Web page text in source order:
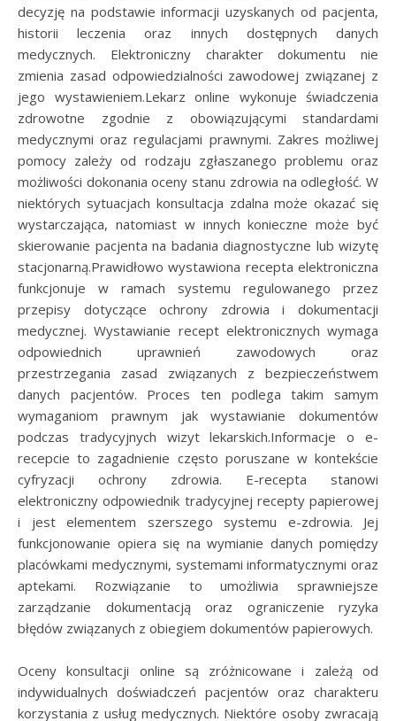
decyzję na podstawie informacji uzyskanych od pacjenta,
historii leczenia oraz innych dostępnych danych
medycznych. Elektroniczny charakter dokumentu nie
zmienia zasad odpowiedzialności zawodowej związanej z
jego wystawieniem.Lekarz online wykonuje świadczenia
zdrowotne zgodnie z obowiązującymi standardami
medycznymi oraz regulacjami prawnymi. Zakres możliwej
pomocy zależy od rodzaju zgłaszanego problemu oraz
możliwości dokonania oceny stanu zdrowia na odległość. W
niektórych sytuacjach konsultacja zdalna może okazać się
wystarczająca, natomiast w innych konieczne może być
skierowanie pacjenta na badania diagnostyczne lub wizytę
stacjonarną.Prawidłowo wystawiona recepta elektroniczna
funkcjonuje w ramach systemu regulowanego przez
przepisy dotyczące ochrony zdrowia i dokumentacji
medycznej. Wystawianie recept elektronicznych wymaga
odpowiednich uprawnień zawodowych oraz
przestrzegania zasad związanych z bezpieczeństwem
danych pacjentów. Proces ten podlega takim samym
wymaganiom prawnym jak wystawianie dokumentów
podczas tradycyjnych wizyt lekarskich.Informacje o e-
recepcie to zagadnienie często poruszane w kontekście
cyfryzacji ochrony zdrowia. E-recepta stanowi
elektroniczny odpowiednik tradycyjnej recepty papierowej
i jest elementem szerszego systemu e-zdrowia. Jej
funkcjonowanie opiera się na wymianie danych pomiędzy
placówkami medycznymi, systemami informatycznymi oraz
aptekami. Rozwiązanie to umożliwia sprawniejsze
zarządzanie dokumentacją oraz ograniczenie ryzyka
błędów związanych z obiegiem dokumentów papierowych.
Oceny konsultacji online są zróżnicowane i zależą od
indywidualnych doświadczeń pacjentów oraz charakteru
korzystania z usług medycznych. Niektóre osoby zwracają